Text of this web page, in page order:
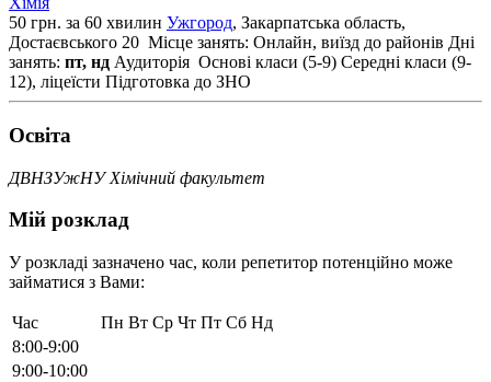
50 грн. за 60 хвилин Ужгород, Закарпатська область,
Достаєвського 20 Місце занять: Онлайн, виїзд до районів Дні
занять: пт, нд Аудиторія Основі класи (5-9) Середні класи (9-
12), ліцеїсти Підготовка до ЗНО
Освiта
ДВНЗУжНУ Хімічний факультет
Мій розклад
У розкладі зазначено час, коли репетитор потенційно може
займатися з Вами:
Час Пн Вт Ср Чт Пт Сб Нд
8:00-9:00
9:00-10:00